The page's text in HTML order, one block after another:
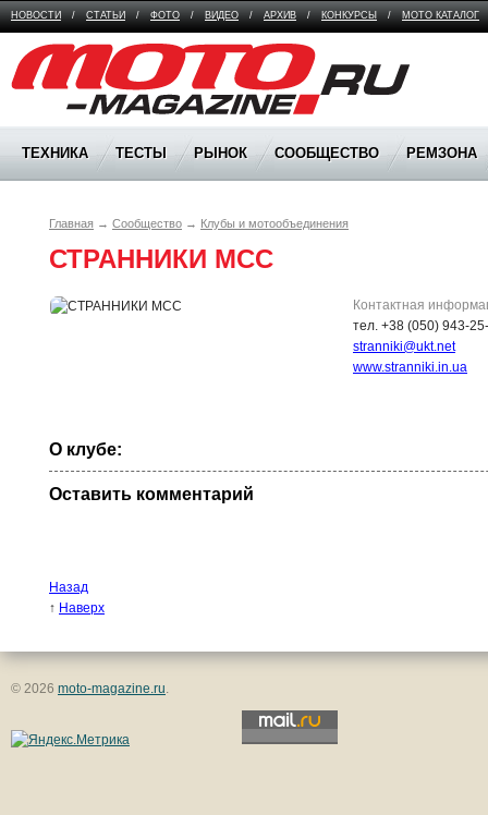
НОВОСТИ / СТАТЬИ / ФОТО / ВИДЕО / АРХИВ / КОНКУРСЫ / МОТО КАТАЛОГ
Moto Magazine
ТЕХНИКА ТЕСТЫ РЫНОК СООБЩЕСТВО РЕМЗОНА
Главная → Сообщество → Клубы и мотообъединения
СТРАННИКИ МСС
Контактная
тел. +38 (050) 943-
stranniki@ukt.net
www.stranniki.in.ua
О клубе:
Оставить комментарий
Назад
↑ Наверх
© 2026 moto-magazine.ru.